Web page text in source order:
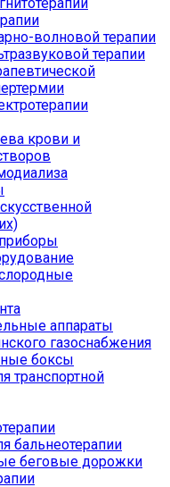
волновой терапии
терапии
крови и
аппараты
газоснабжения
боксы
транспортной
бальнеотерапии
беговые дорожки